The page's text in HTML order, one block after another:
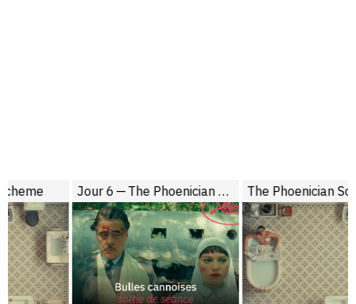
Jour 6 — The Phoenician Scheme The Phoenician Scheme